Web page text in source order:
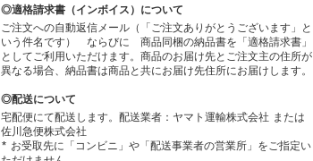
◎適格請求書（インボイス）について
ご注文への自動返信メール（「ご注文ありがとうございます」と
いう件名です） ならびに 商品同梱の納品書を「適格請求書」
としてご利用いただけます。商品のお届け先とご注文主の住所が
異なる場合、納品書は商品と共にお届け先住所にお届けします。
◎配送について
宅配便にて配送します。配送業者：ヤマト運輸株式会社 または
佐川急便株式会社
* お受取先に「コンビニ」や「配送事業者の営業所」をご指定い